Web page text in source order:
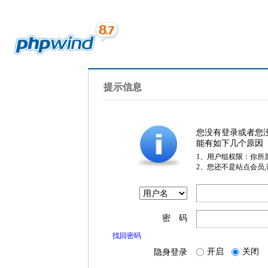
提示信息
您没有登录或者您
能有如下几个原因
1、用户组权限：你所
2、您还不是站点会员
密 码
找回密码
隐身登录 开启 关闭